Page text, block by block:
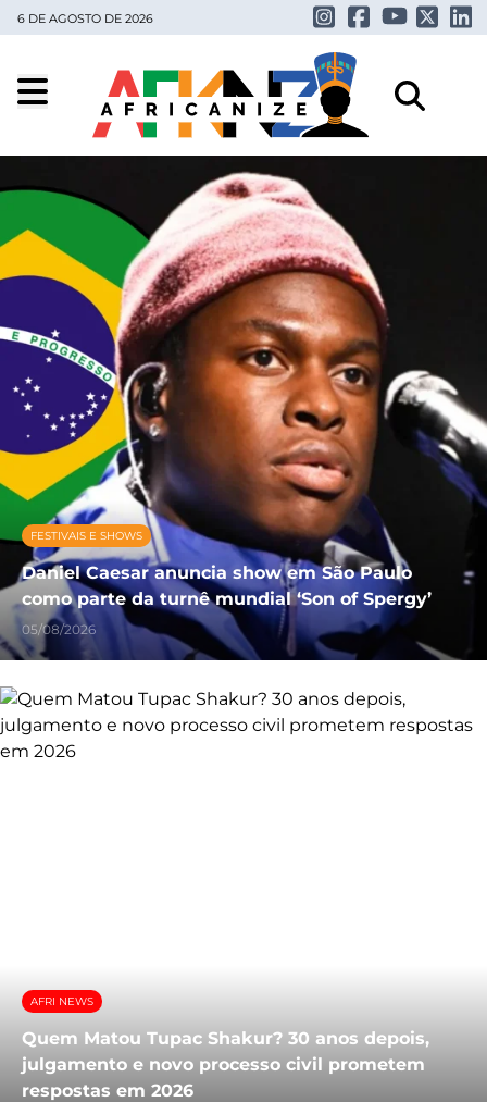
6 DE AGOSTO DE 2026
FESTIVAIS E SHOWS
Daniel Caesar anuncia show em São Paulo
como parte da turnê mundial ‘Son of Spergy’
05/08/2026
AFRI NEWS
Quem Matou Tupac Shakur? 30 anos depois,
julgamento e novo processo civil prometem
respostas em 2026